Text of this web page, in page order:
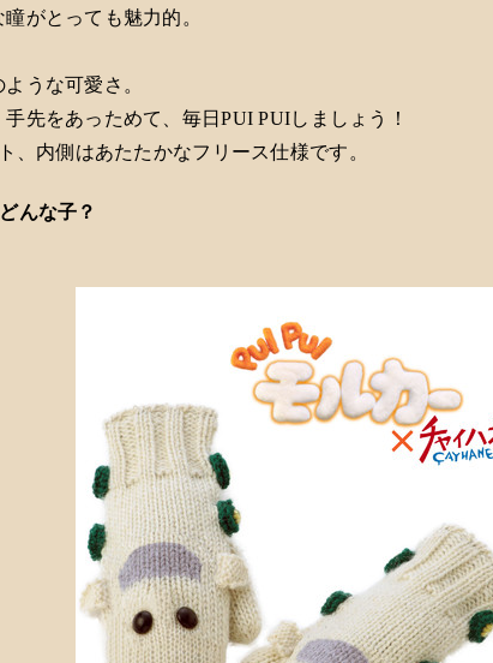
がとっても魅力的。
うな可愛さ。
先をあっためて、毎日PUI PUIしましょう！
、内側はあたたかなフリース仕様です。
んな子？